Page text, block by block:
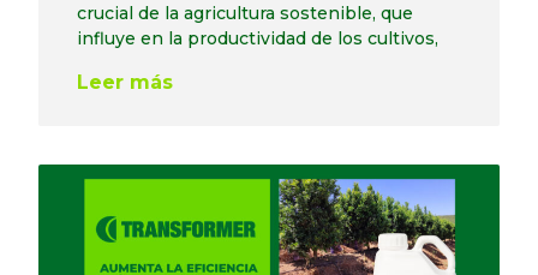
crucial de la agricultura sostenible, que
influye en la productividad de los cultivos,
Leer más